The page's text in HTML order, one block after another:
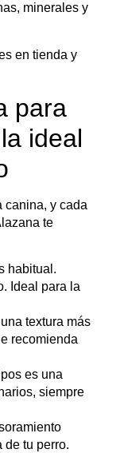
minerales y
en tienda y
para
ideal
canina, y cada
te
habitual.
Ideal para la
textura más
recomienda
es una
siempre
de tu perro.